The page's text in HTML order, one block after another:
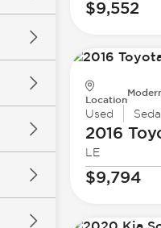
$9,552
Location
Used
2016
LE
$9,794